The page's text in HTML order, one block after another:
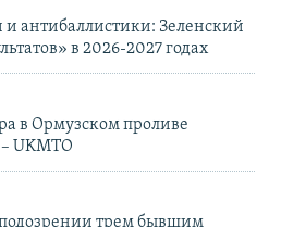
и антибаллистики: Зеленский
в 2026-2027 годах
в Ормузском проливе
UKMTO
трем бывшим